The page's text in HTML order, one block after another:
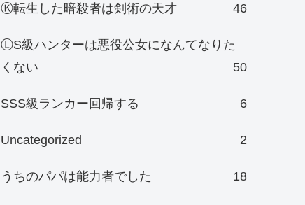
Ⓚ転生した暗殺者は剣術の天才 46
ⓁS級ハンターは悪役公女になんてなりた
くない
50
SSS級ランカー回帰する 6
Uncategorized 2
うちのパパは能力者でした 18